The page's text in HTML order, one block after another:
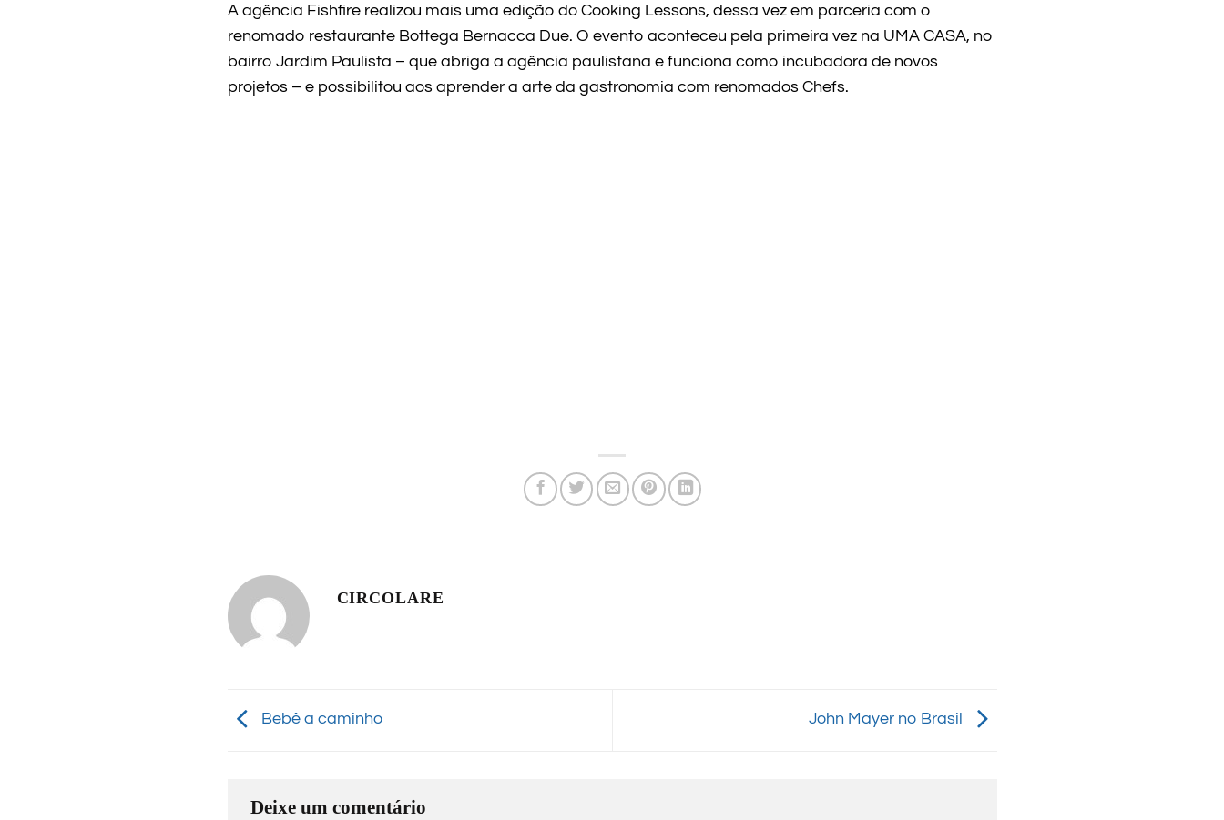
A agência Fishfire realizou mais uma edição do Cooking Lessons, dessa vez em parceria com o
renomado restaurante Bottega Bernacca Due. O evento aconteceu pela primeira vez na UMA CASA, no
bairro Jardim Paulista – que abriga a agência paulistana e funciona como incubadora de novos
projetos – e possibilitou aos aprender a arte da gastronomia com renomados Chefs.
CIRCOLARE
Bebê a caminho John Mayer no Brasil
Deixe um comentário